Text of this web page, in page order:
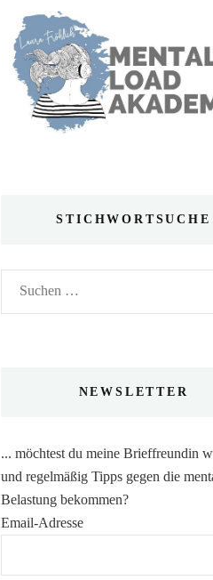
STICHWORTSUCHE
Suchen
nach:
NEWSLETTER
... möchtest du meine Brieffreundin
und regelmäßig Tipps gegen die
Belastung bekommen?
Email-Adresse